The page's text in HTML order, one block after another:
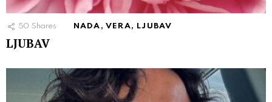
50 Shares NADA, VERA, LJUBAV
LJUBAV